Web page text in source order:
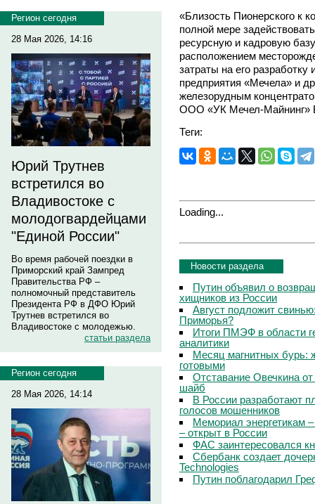
Регион сегодня
28 Мая 2026, 14:16
Юрий Трутнев
встретился во
Владивостоке с
молодогвардейцами
"Единой России"
Во время рабочей поездки в
Приморский край Зампред
Правительства РФ –
полномочный представитель
Президента РФ в ДФО Юрий
Трутнев встретился во
Владивостоке с молодежью.
статьи раздела
Регион сегодня
28 Мая 2026, 14:14
«Близость Пионерского к
полной мере
ресурсную и кадровую
расположением
затраты на его разработку
предприятия «Мечела» и
железорудным
ООО «УК Мечел-
Теги:
Loading...
Новости раздела
Путин объявил о
хищников из России
Август подложит
Приморья?
Итоги ПМЭФ в области
аналитики
Месяц магнитных бурь:
готовыми
Отставание Овечкина
шайб
В России разработают
голосов мошенников
Мемориал энергетикам
– открыт в России
ФАС заинтересовался
Сбербанк создает
Technologies
Путин поблагодарил